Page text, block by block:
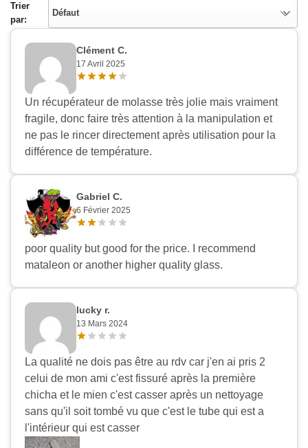
Trier
par:
Défaut
Clément C.
17 Avril 2025
Un récupérateur de molasse très jolie mais vraiment
fragile, donc faire très attention à la manipulation et
ne pas le rincer directement après utilisation pour la
différence de température.
Gabriel C.
6 Février 2025
poor quality but good for the price. I recommend
mataleon or another higher quality glass.
lucky r.
13 Mars 2024
La qualité ne dois pas être au rdv car j'en ai pris 2
celui de mon ami c'est fissuré après la première
chicha et le mien c'est casser après un nettoyage
sans qu'il soit tombé vu que c'est le tube qui est a
l'intérieur qui est casser